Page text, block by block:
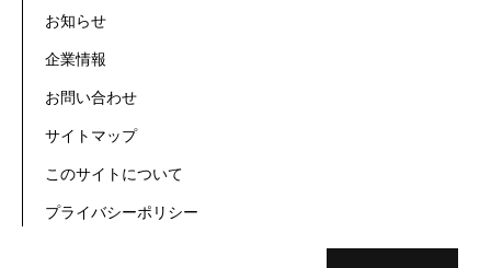
お知らせ
企業情報
お問い合わせ
サイトマップ
このサイトについて
プライバシーポリシー